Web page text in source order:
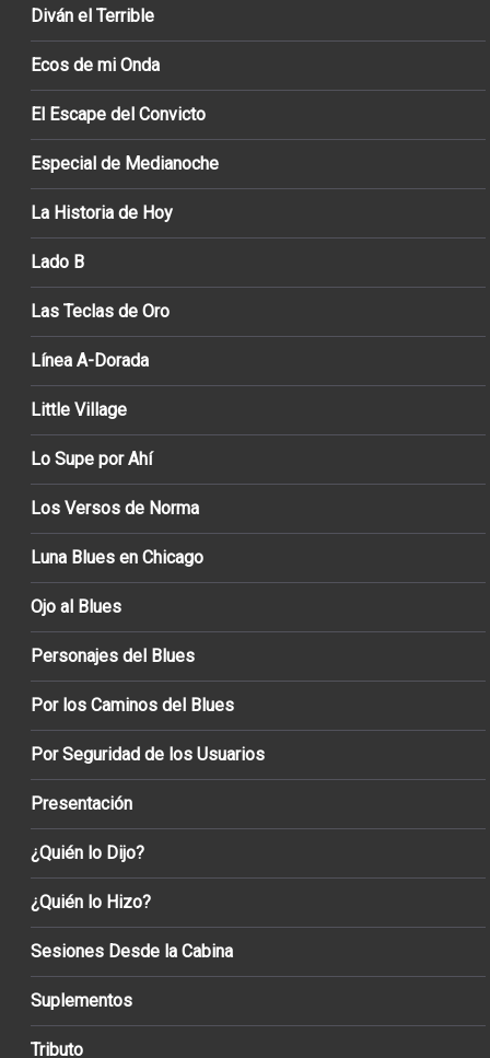
Diván el Terrible
Ecos de mi Onda
El Escape del Convicto
Especial de Medianoche
La Historia de Hoy
Lado B
Las Teclas de Oro
Línea A-Dorada
Little Village
Lo Supe por Ahí
Los Versos de Norma
Luna Blues en Chicago
Ojo al Blues
Personajes del Blues
Por los Caminos del Blues
Por Seguridad de los Usuarios
Presentación
¿Quién lo Dijo?
¿Quién lo Hizo?
Sesiones Desde la Cabina
Suplementos
Tributo